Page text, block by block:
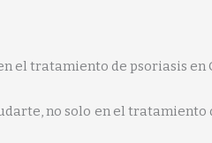
el tratamiento de psoriasis en
no solo en el